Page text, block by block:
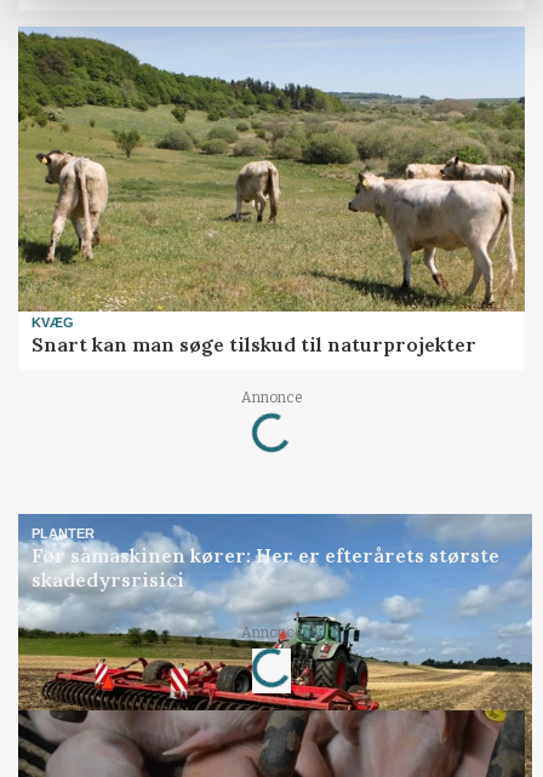
KVÆG
Snart kan man søge tilskud til naturprojekter
Annonce
Loading...
PLANTER
Før såmaskinen kører: Her er efterårets største
skadedyrsrisici
Annonce
Loading...